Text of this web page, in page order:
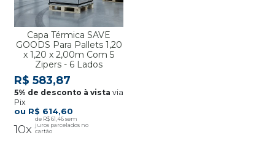
Capa Térmica SAVE
GOODS Para Pallets 1,20
x 1,20 x 2,00m Com 5
Zipers - 6 Lados
R$ 614,60
10x
R$ 61,46
R$ 583,87
via
Pix